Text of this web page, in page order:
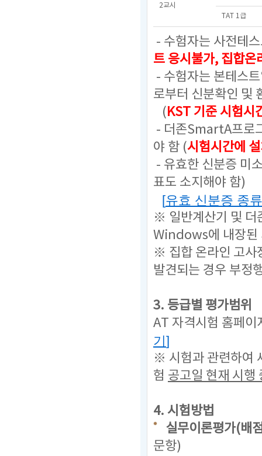
2교시
TAT 1급
- 수험자는 사전테
트 응시불가, 집합온
- 수험자는 본테스
로부터 신분확인 및
(KST 기준 시험시
- 더존SmartA프로
야 함 (시험시간에
- 유효한 신분증 미
표도 소지해야 함)
[유효 신분증 종
※ 일반계산기 및 더
Windows에 내장된
※ 집합 온라인 고사
발견되는 경우 부정
3. 등급별 평가범위
AT 자격시험 홈페
기]
※ 시험과 관련하여
험 공고일 현재 시행
4. 시험방법
실무이론평가(배
문항)